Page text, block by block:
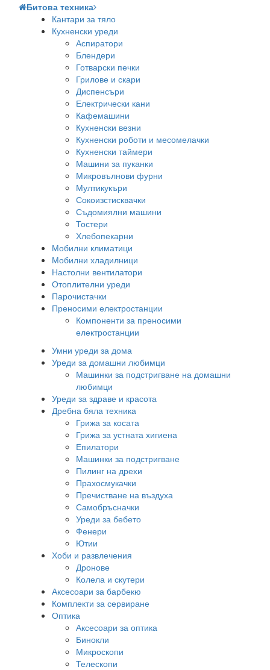
Битова техника
Кантари за тяло
Кухненски уреди
Аспиратори
Блендери
Готварски печки
Грилове и скари
Диспенсъри
Електрически кани
Кафемашини
Кухненски везни
Кухненски роботи и месомелачки
Кухненски таймери
Машини за пуканки
Микровълнови фурни
Мултикукъри
Сокоизстисквачки
Съдомиялни машини
Тостери
Хлебопекарни
Мобилни климатици
Мобилни хладилници
Настолни вентилатори
Отоплителни уреди
Парочистачки
Преносими електростанции
Компоненти за преносими
електростанции
Умни уреди за дома
Уреди за домашни любимци
Машинки за подстригване на домашни
любимци
Уреди за здраве и красота
Дребна бяла техника
Грижа за косата
Грижа за устната хигиена
Епилатори
Машинки за подстригване
Пилинг на дрехи
Прахосмукачки
Пречистване на въздуха
Самобръсначки
Уреди за бебето
Фенери
Ютии
Хоби и развлечения
Дронове
Колела и скутери
Аксесоари за барбекю
Комплекти за сервиране
Оптика
Аксесоари за оптика
Бинокли
Микроскопи
Телескопи